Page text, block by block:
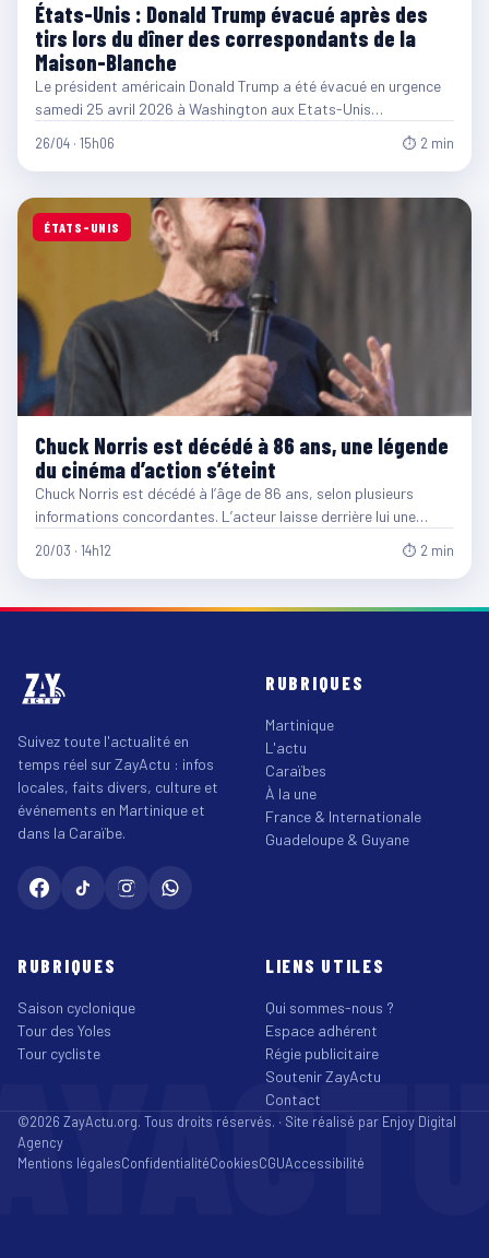
États-Unis : Donald Trump évacué après des
tirs lors du dîner des correspondants de la
Maison-Blanche
Le président américain Donald Trump a été évacué en urgence
samedi 25 avril 2026 à Washington aux Etats-Unis…
26/04 · 15h06 ⏱ 2 min
ÉTATS-UNIS
Chuck Norris est décédé à 86 ans, une légende
du cinéma d’action s’éteint
Chuck Norris est décédé à l’âge de 86 ans, selon plusieurs
informations concordantes. L’acteur laisse derrière lui une…
20/03 · 14h12 ⏱ 2 min
Suivez toute l'actualité en
temps réel sur ZayActu : infos
locales, faits divers, culture et
événements en Martinique et
dans la Caraïbe.
RUBRIQUES
Martinique
L'actu
Caraïbes
À la une
France & Internationale
Guadeloupe & Guyane
RUBRIQUES
Saison cyclonique
Tour des Yoles
Tour cycliste
LIENS UTILES
Qui sommes-nous ?
Espace adhérent
Régie publicitaire
Soutenir ZayActu
Contact
©2026 ZayActu.org. Tous droits réservés. · Site réalisé par Enjoy Digital
Agency
Mentions légalesConfidentialitéCookiesCGUAccessibilité